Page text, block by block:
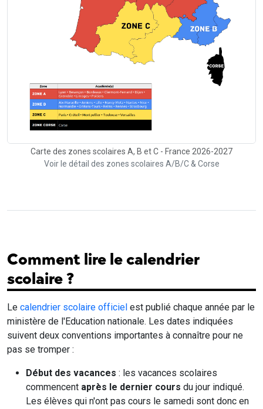
Carte des zones scolaires A, B et C - France 2026-2027
Voir le détail des zones scolaires A/B/C & Corse
Comment lire le calendrier
scolaire ?
Le calendrier scolaire officiel est publié chaque année par le
ministère de l'Education nationale. Les dates indiquées
suivent deux conventions importantes à connaître pour ne
pas se tromper :
Début des vacances : les vacances scolaires
commencent après le dernier cours du jour indiqué.
Les élèves qui n'ont pas cours le samedi sont donc en